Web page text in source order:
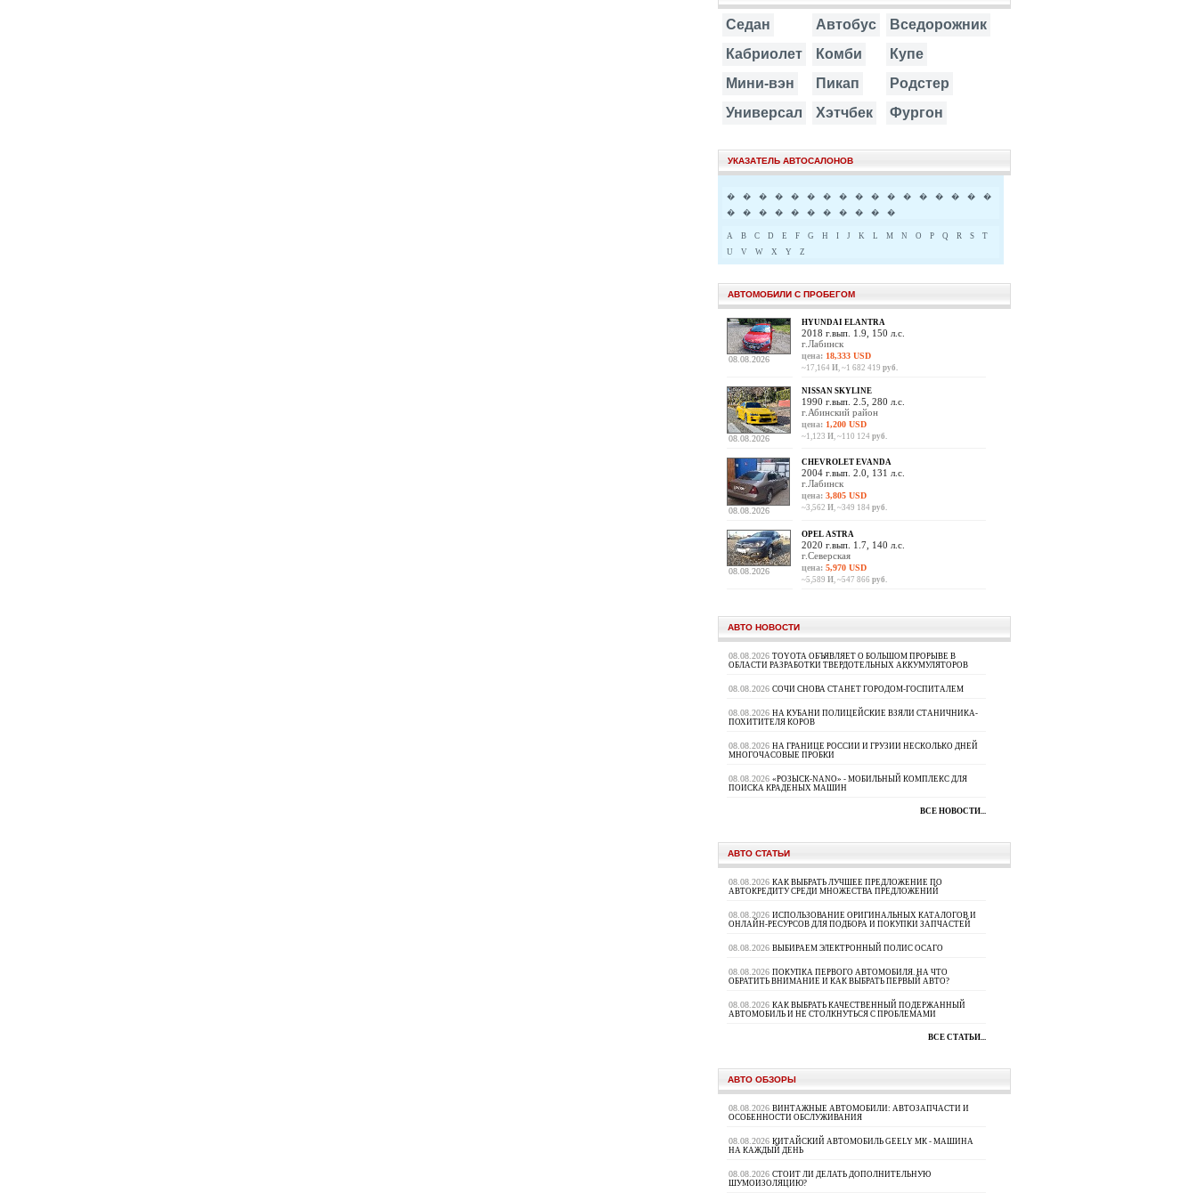
Седан Автобус
Вседорожник
Кабриолет
Комби
Купе
Мини-вэн
Пикап
Родстер
Универсал
Хэтчбек Фургон
УКАЗАТЕЛЬ АВТОСАЛОНОВ
� � � � � � � � � � � � � � � �
�
�
� � � � � � � � � �
A B C D E F G H I J K L M N O P Q R S
T
U
V W X Y Z
АВТОМОБИЛИ С ПРОБЕГОМ
08.08.2026
HYUNDAI ELANTRA
2018 г.вып. 1.9, 150 л.с.
г.Лабинск
цена: 18,333 USD
~17,164 И, ~1 682 419 руб.
08.08.2026
NISSAN SKYLINE
1990 г.вып. 2.5, 280 л.с.
г.Абинский район
цена: 1,200 USD
~1,123 И, ~110 124 руб.
08.08.2026
CHEVROLET EVANDA
2004 г.вып. 2.0, 131 л.с.
г.Лабинск
цена: 3,805 USD
~3,562 И, ~349 184 руб.
08.08.2026
OPEL ASTRA
2020 г.вып. 1.7, 140 л.с.
г.Северская
цена: 5,970 USD
~5,589 И, ~547 866 руб.
АВТО НОВОСТИ
08.08.2026 TOYOTA ОБЪЯВЛЯЕТ О БОЛЬШОМ ПРОРЫВЕ В
ОБЛАСТИ РАЗРАБОТКИ ТВЕРДОТЕЛЬНЫХ АККУМУЛЯТОРОВ
08.08.2026 СОЧИ СНОВА СТАНЕТ ГОРОДОМ-ГОСПИТАЛЕМ
08.08.2026 НА КУБАНИ ПОЛИЦЕЙСКИЕ ВЗЯЛИ СТАНИЧНИКА-
ПОХИТИТЕЛЯ КОРОВ
08.08.2026 НА ГРАНИЦЕ РОССИИ И ГРУЗИИ НЕСКОЛЬКО ДНЕЙ
МНОГОЧАСОВЫЕ ПРОБКИ
08.08.2026 «РОЗЫСК-NANO» - МОБИЛЬНЫЙ КОМПЛЕКС ДЛЯ
ПОИСКА КРАДЕНЫХ МАШИН
ВСЕ НОВОСТИ...
АВТО СТАТЬИ
08.08.2026 КАК ВЫБРАТЬ ЛУЧШЕЕ ПРЕДЛОЖЕНИЕ ПО
АВТОКРЕДИТУ СРЕДИ МНОЖЕСТВА ПРЕДЛОЖЕНИЙ
08.08.2026 ИСПОЛЬЗОВАНИЕ ОРИГИНАЛЬНЫХ КАТАЛОГОВ И
ОНЛАЙН-РЕСУРСОВ ДЛЯ ПОДБОРА И ПОКУПКИ ЗАПЧАСТЕЙ
08.08.2026 ВЫБИРАЕМ ЭЛЕКТРОННЫЙ ПОЛИС ОСАГО
08.08.2026 ПОКУПКА ПЕРВОГО АВТОМОБИЛЯ. НА ЧТО
ОБРАТИТЬ ВНИМАНИЕ И КАК ВЫБРАТЬ ПЕРВЫЙ АВТО?
08.08.2026 КАК ВЫБРАТЬ КАЧЕСТВЕННЫЙ ПОДЕРЖАННЫЙ
АВТОМОБИЛЬ И НЕ СТОЛКНУТЬСЯ С ПРОБЛЕМАМИ
ВСЕ СТАТЬИ...
АВТО ОБЗОРЫ
08.08.2026 ВИНТАЖНЫЕ АВТОМОБИЛИ: АВТОЗАПЧАСТИ И
ОСОБЕННОСТИ ОБСЛУЖИВАНИЯ
08.08.2026 КИТАЙСКИЙ АВТОМОБИЛЬ GEELY МК - МАШИНА
НА КАЖДЫЙ ДЕНЬ
08.08.2026 СТОИТ ЛИ ДЕЛАТЬ ДОПОЛНИТЕЛЬНУЮ
ШУМОИЗОЛЯЦИЮ?